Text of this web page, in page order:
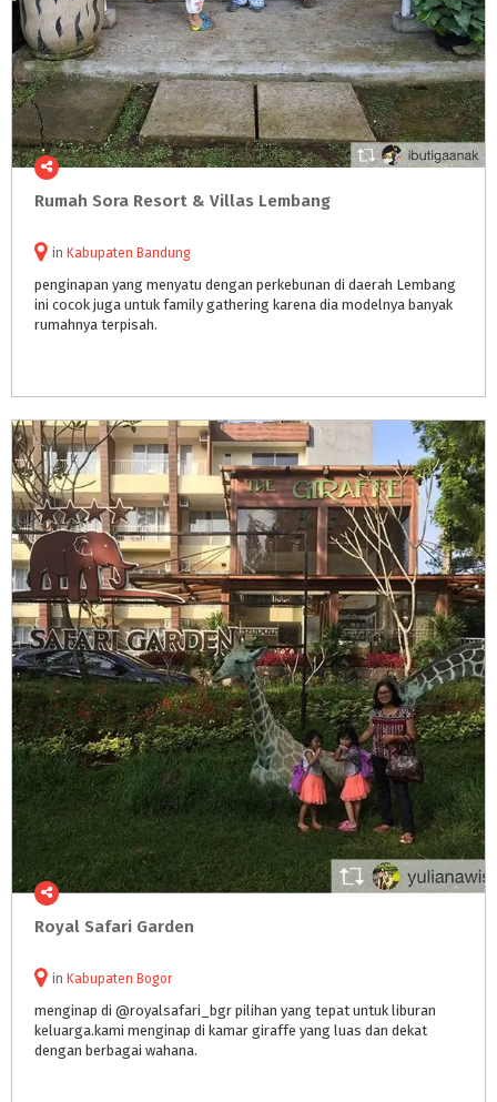
Rumah Sora Resort & Villas Lembang
in Kabupaten Bandung
penginapan yang menyatu dengan perkebunan di daerah Lembang
ini cocok juga untuk family gathering karena dia modelnya banyak
rumahnya terpisah.
Royal Safari Garden
in Kabupaten Bogor
menginap di @royalsafari_bgr pilihan yang tepat untuk liburan
keluarga.kami menginap di kamar giraffe yang luas dan dekat
dengan berbagai wahana.